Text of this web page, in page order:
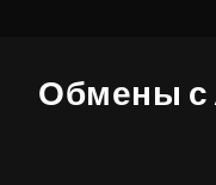
Обмены с